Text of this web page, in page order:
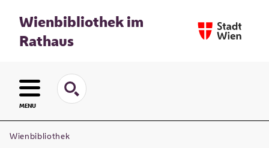
Wienbibliothek im
Rathaus
MENU
Wienbibliothek